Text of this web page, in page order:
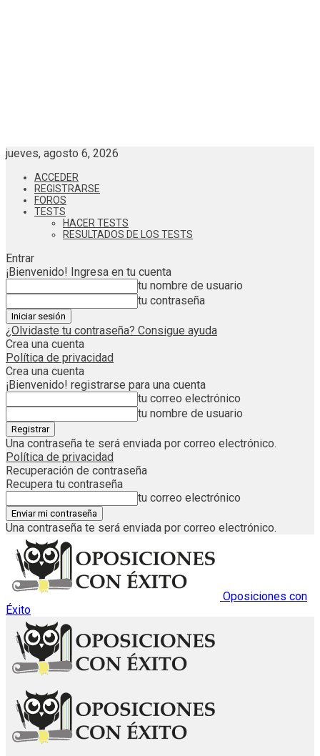
jueves, agosto 6, 2026
ACCEDER
REGISTRARSE
FOROS
TESTS
HACER TESTS
RESULTADOS DE LOS TESTS
Entrar
¡Bienvenido! Ingresa en tu cuenta
tu nombre de usuario
tu contraseña
¿Olvidaste tu contraseña? Consigue ayuda
Crea una cuenta
Política de privacidad
Crea una cuenta
¡Bienvenido! registrarse para una cuenta
tu correo electrónico
tu nombre de usuario
Una contraseña te será enviada por correo electrónico.
Política de privacidad
Recuperación de contraseña
Recupera tu contraseña
tu correo electrónico
Una contraseña te será enviada por correo electrónico.
Oposiciones con
Éxito